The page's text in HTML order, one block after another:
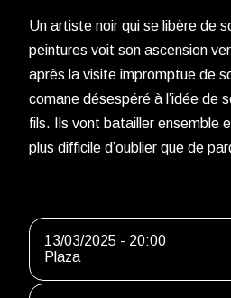
Un artiste noir qui se libère de
pein­tures voit son ascen­sion
après la visite impromp­tue de
co­mane déses­pé­ré à l’idée de
fils. Ils vont batailler ensemble
plus dif­fi­cile d’oublier que de
13/03/2025 - 20:00
Plaza